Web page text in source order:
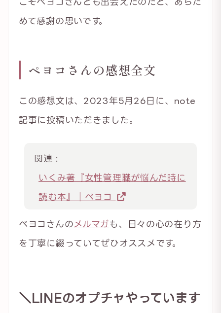
めて感謝の思いです。
ペヨコさんの感想全文
この感想文は、2023年5月26日に、note
記事に投稿いただきました。
関連 :
いくみ著『女性管理職が悩んだ時に
読む本』｜ぺヨコ
ペヨコさんのメルマガも、日々の心の在り方
を丁寧に綴っていてぜひオススメです。
＼LINEのオプチャやっています